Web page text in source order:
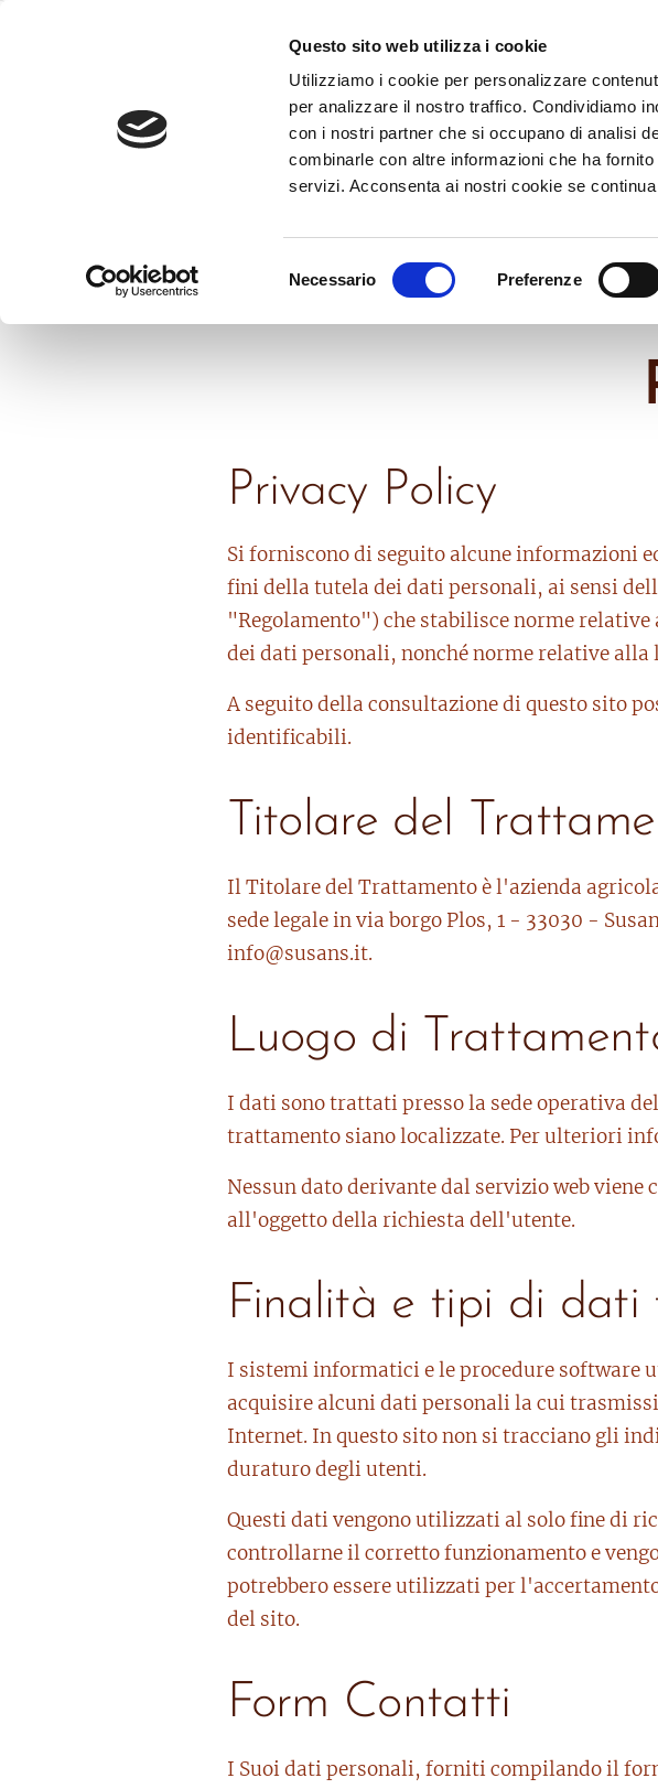
Questo sito web utilizza i cookie
Utilizziamo i cookie per personalizzare
per analizzare il nostro traffico. Condividiamo
con i nostri partner che si occupano di analisi
combinarle con altre informazioni che ha
servizi. Acconsenta ai nostri cookie se
Necessario Preferenze
All'Antica Scuderia del Castello
La tua casa lontano da casa
Privacy Policy
Si forniscono di seguito alcune informazioni
fini della tutela dei dati personali, ai sensi
"Regolamento") che stabilisce norme
dei dati personali, nonché norme relative
A seguito della consultazione di questo sito
identificabili.
Titolare del
Il Titolare del Trattamento è l'azienda
sede legale in via borgo Plos, 1 - 33030 -
info@susans.it.
Luogo di
I dati sono trattati presso la sede operativa
trattamento siano localizzate. Per ulteriori
Nessun dato derivante dal servizio web
all'oggetto della richiesta dell'utente.
Finalità e tipi di
I sistemi informatici e le procedure software
acquisire alcuni dati personali la cui
Internet. In questo sito non si tracciano gli
duraturo degli utenti.
Questi dati vengono utilizzati al solo fine di
controllarne il corretto funzionamento e
potrebbero essere utilizzati per
del sito.
Form Contatti
I Suoi dati personali, forniti compilando il